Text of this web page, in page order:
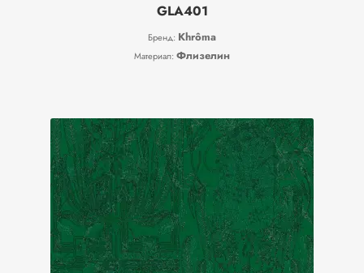
GLA401
Бренд: Khrôma
Материал: Флизелин